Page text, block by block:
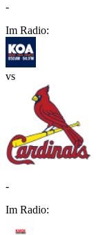
-
Im Radio:
vs
-
Im Radio: